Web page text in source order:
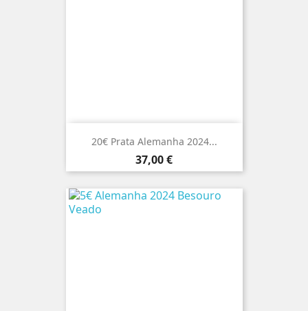
20€ Prata Alemanha 2024...
Preço
37,00 €